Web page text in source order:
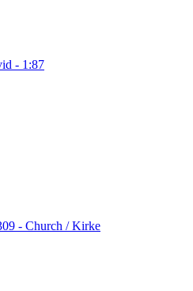
- 1:87
- Church / Kirke